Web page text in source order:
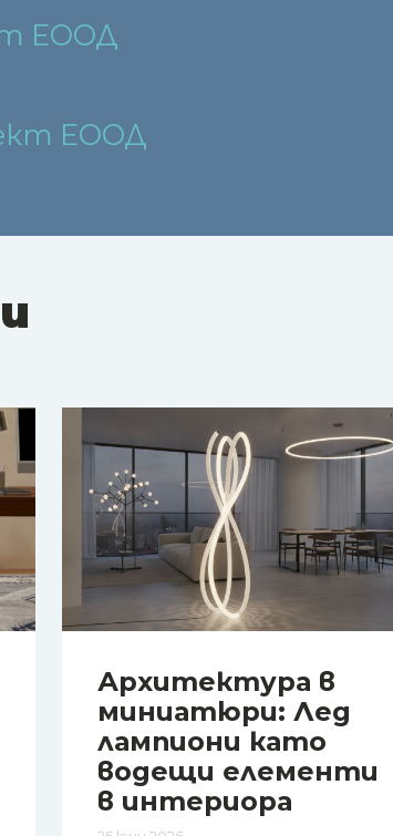
ЕООД
ЕООД
Архитектура в
миниатюри: Лед
лампиони като
водещи елементи
в интериора